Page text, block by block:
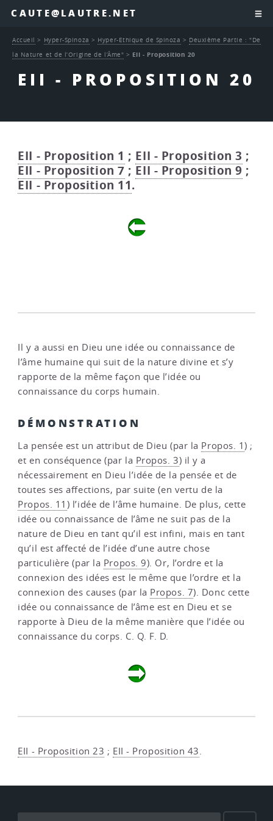
CAUTE@LAUTRE.NET
EII - PROPOSITION 20
Accueil > Hyper-Spinoza > Hyper-Ethique de Spinoza > Deuxième Partie : "De
la Nature et de l’Origine de l’Âme" > EII - Proposition 20
EII - Proposition 1 ; EII - Proposition 3 ;
EII - Proposition 7 ; EII - Proposition 9 ;
EII - Proposition 11.
Il y a aussi en Dieu une idée ou connaissance de
l’âme humaine qui suit de la nature divine et s’y
rapporte de la même façon que l’idée ou
connaissance du corps humain.
DÉMONSTRATION
La pensée est un attribut de Dieu (par la Propos. 1) ;
et en conséquence (par la Propos. 3) il y a
nécessairement en Dieu l’idée de la pensée et de
toutes ses affections, par suite (en vertu de la
Propos. 11 ) l’idée de l’âme humaine. De plus, cette
idée ou connaissance de l’âme ne suit pas de la
nature de Dieu en tant qu’il est infini, mais en tant
qu’il est affecté de l’idée d’une autre chose
particulière (par la Propos. 9). Or, l’ordre et la
connexion des idées est le même que l’ordre et la
connexion des causes (par la Propos. 7). Donc cette
idée ou connaissance de l’âme est en Dieu et se
rapporte à Dieu de la même manière que l’idée ou
connaissance du corps. C. Q. F. D.
EII - Proposition 23 ; EII - Proposition 43